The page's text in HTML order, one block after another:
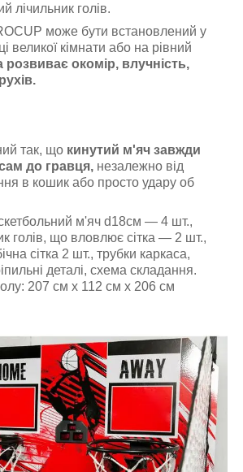
лічильник голів.
може бути встановлений у
великої кімнати або на рівний
розвиває окомір, влучність,
так, що кинутий м'яч завжди
до гравця, незалежно від
в кошик або просто удару об
м'яч d18см — 4 шт.,
голів, що вловлює сітка — 2 шт.,
сітка 2 шт., трубки каркаса,
деталі, схема складання.
207 см х 112 см х 206 см